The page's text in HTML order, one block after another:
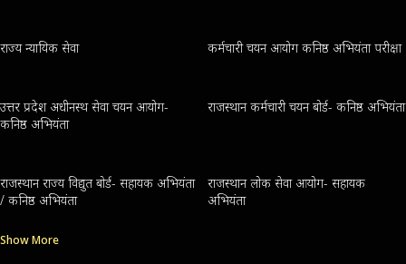
राज्य न्यायिक सेवा कर्मचारी चयन आयोग कनिष्ठ अभियंता परीक्षा
उत्तर प्रदेश अधीनस्थ सेवा चयन आयोग-
कनिष्ठ अभियंता
राजस्थान कर्मचारी चयन बोर्ड- कनिष्ठ अभियंता
राजस्थान राज्य विद्युत बोर्ड- सहायक अभियंता
/ कनिष्ठ अभियंता
राजस्थान लोक सेवा आयोग- सहायक
अभियंता
Show More